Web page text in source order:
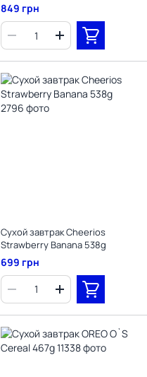
849 грн
Сухой завтрак Cheerios
Strawberry Banana 538g
699 грн